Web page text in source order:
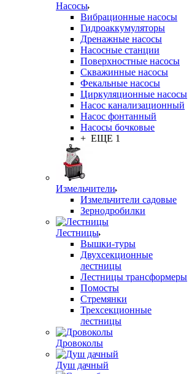
Насосы
Вибрационные насосы
Гидроаккумуляторы
Дренажные насосы
Насосные станции
Поверхностные насосы
Скважинные насосы
Фекальные насосы
Циркуляционные насосы
Насос канализационный
Насос фонтанный
Насосы бочковые
+ ЕЩЕ 1
Измельчители
Измельчители садовые
Зернодробилки
Лестницы
Вышки-туры
Двухсекционные
лестницы
Лестницы трансформеры
Помосты
Стремянки
Трехсекционные
лестницы
Дровоколы
Душ дачный